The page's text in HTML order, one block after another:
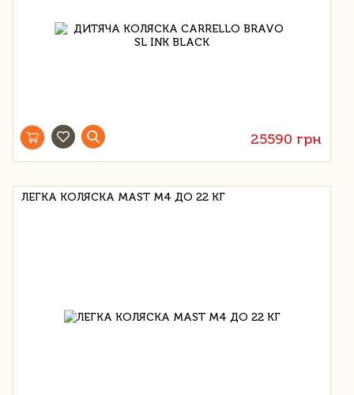
25590 грн
ЛЕГКА КОЛЯСКА MAST M4 ДО 22 КГ